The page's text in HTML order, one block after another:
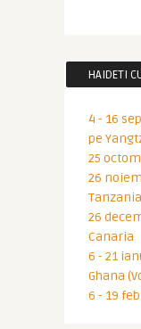
HAIDETI
4 - 16
pe
25
26
26
Canaria
6 - 21
Ghana
6 - 19